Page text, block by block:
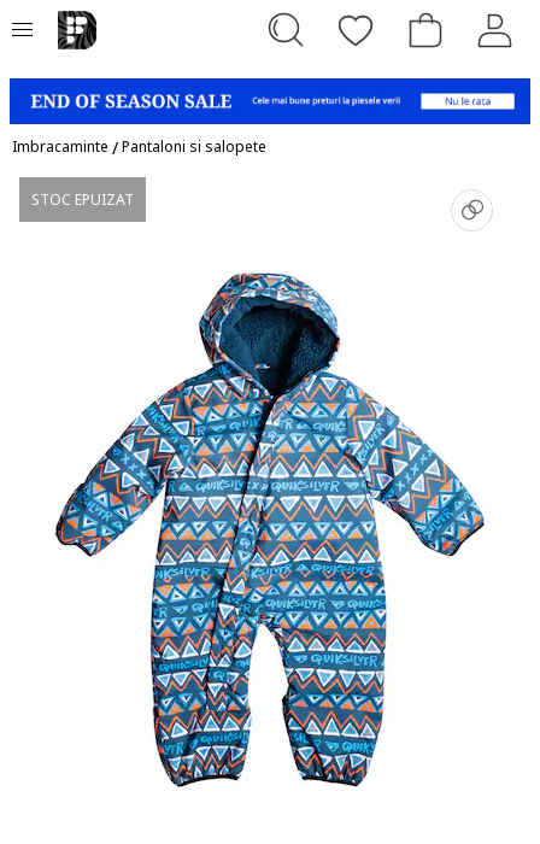
Imbracaminte /Pantaloni si salopete
STOC EPUIZAT